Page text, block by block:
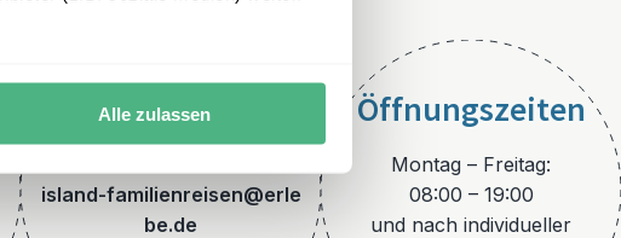
Alle zulassen
E-Mail
island-familienreisen@erle
be.de
Öffnungszeiten
Montag – Freitag:
08:00 – 19:00
und nach individueller